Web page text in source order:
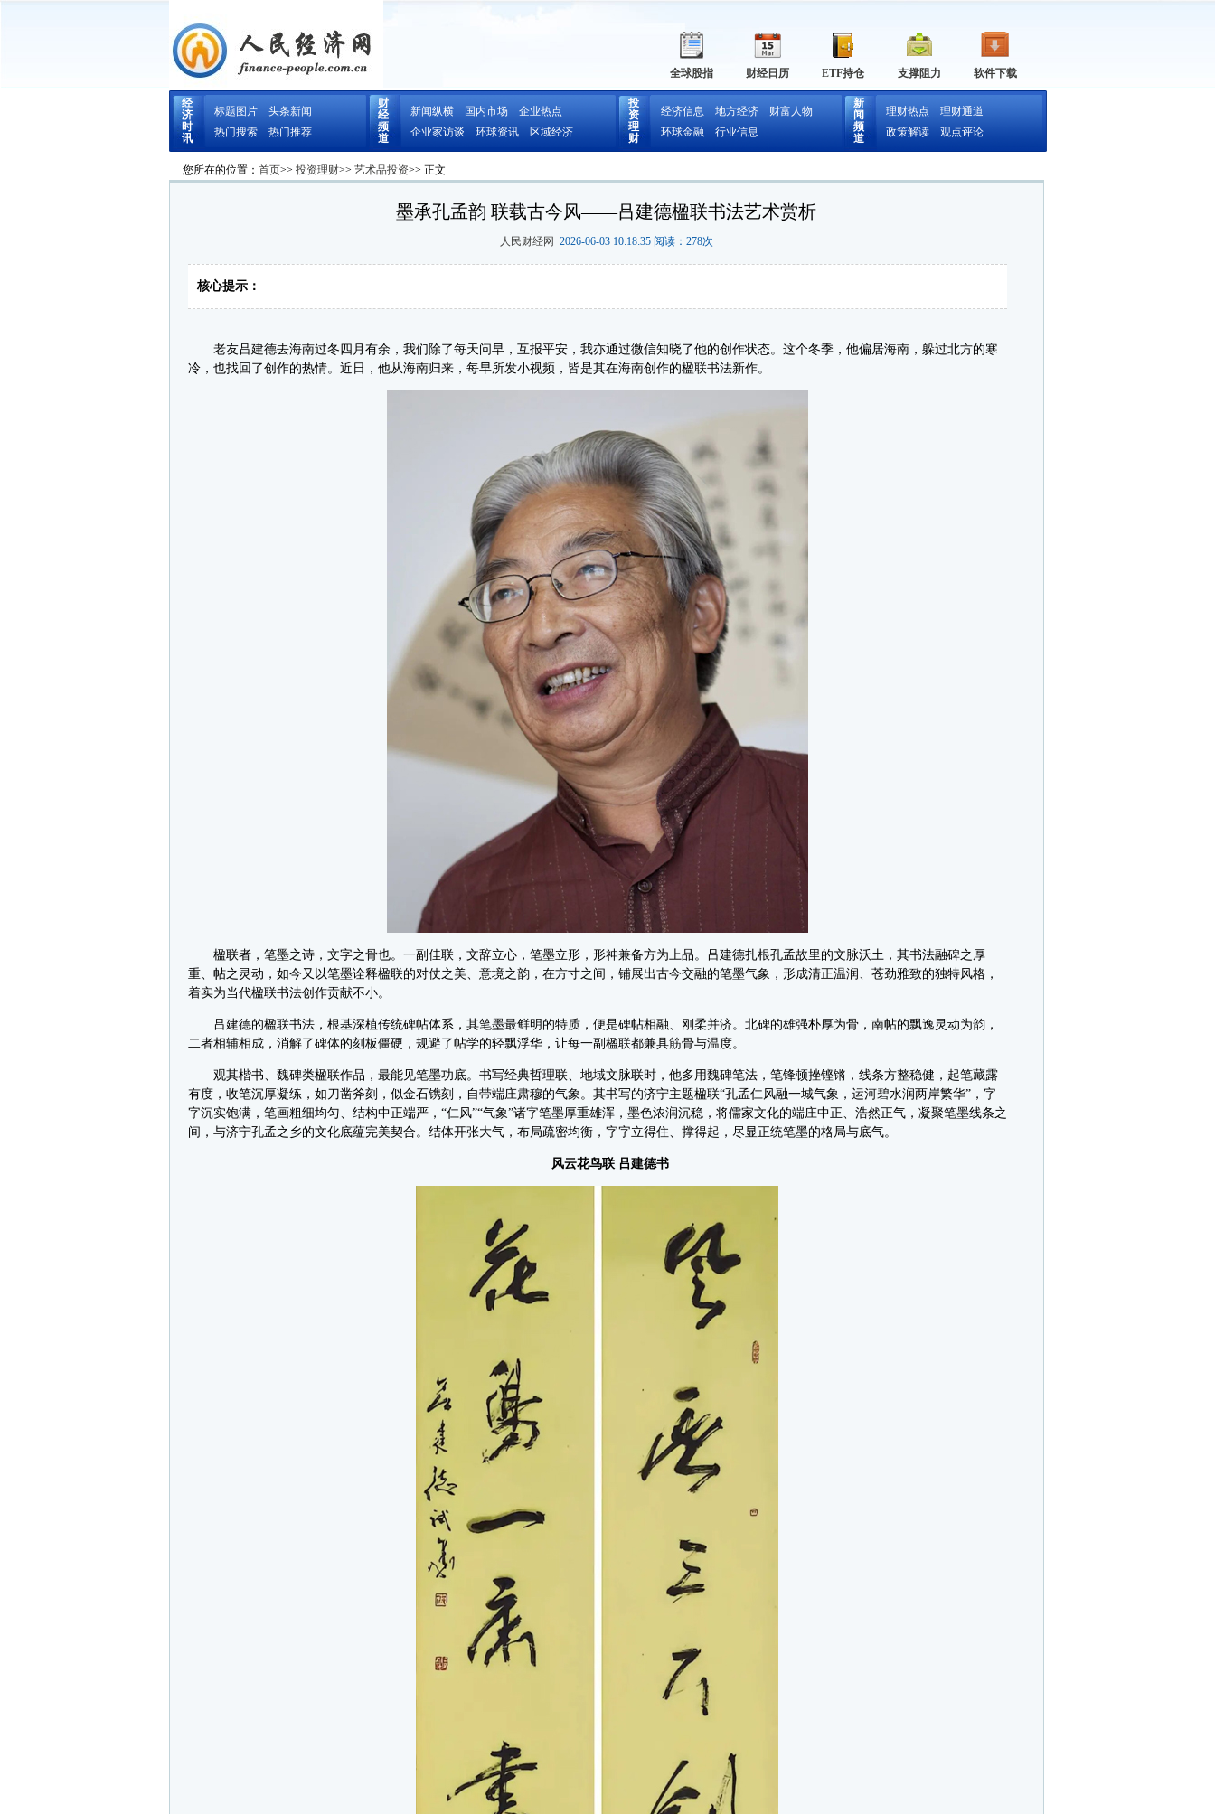
软件下载
支撑阻力
ETF持仓
财经日历
全球股指
经
济
时
讯
标题图片
头条新闻
热门搜索
热门推荐
财
经
频
道
新闻纵横 国内市场
企业热点
企业家访谈
环球资讯 区域经济
投
资
理
财
经济信息 地方经济
财富人物
环球金融
行业信息
新
闻
频
道
理财热点
理财通道
政策解读
观点评论
您所在的位置： 首页>> 投资理财>> 艺术品投资>> 正文
墨承孔孟韵 联载古今风——吕建德楹联书法艺术赏析
人民财经网 2026-06-03 10:18:35 阅读： 278次
核心提示：
老友吕建德去海南过冬四月有余，我们除了每天问早，互报平安，我亦通过微信知晓了他的创作状态。这个冬季，他偏居海南，躲过北方的寒
冷，也找回了创作的热情。近日，他从海南归来，每早所发小视频，皆是其在海南创作的楹联书法新作。
楹联者，笔墨之诗，文字之骨也。一副佳联，文辞立心，笔墨立形，形神兼备方为上品。吕建德扎根孔孟故里的文脉沃土，其书法融碑之厚
重、帖之灵动，如今又以笔墨诠释楹联的对仗之美、意境之韵，在方寸之间，铺展出古今交融的笔墨气象，形成清正温润、苍劲雅致的独特风格，
着实为当代楹联书法创作贡献不小。
吕建德的楹联书法，根基深植传统碑帖体系，其笔墨最鲜明的特质，便是碑帖相融、刚柔并济。北碑的雄强朴厚为骨，南帖的飘逸灵动为韵，
二者相辅相成，消解了碑体的刻板僵硬，规避了帖学的轻飘浮华，让每一副楹联都兼具筋骨与温度。
观其楷书、魏碑类楹联作品，最能见笔墨功底。书写经典哲理联、地域文脉联时，他多用魏碑笔法，笔锋顿挫铿锵，线条方整稳健，起笔藏露
有度，收笔沉厚凝练，如刀凿斧刻，似金石镌刻，自带端庄肃穆的气象。其书写的济宁主题楹联“孔孟仁风融一城气象，运河碧水润两岸繁华”，字
字沉实饱满，笔画粗细均匀、结构中正端严，“仁风”“气象”诸字笔墨厚重雄浑，墨色浓润沉稳，将儒家文化的端庄中正、浩然正气，凝聚笔墨线条之
间，与济宁孔孟之乡的文化底蕴完美契合。结体开张大气，布局疏密均衡，字字立得住、撑得起，尽显正统笔墨的格局与底气。
风云花鸟联 吕建德书